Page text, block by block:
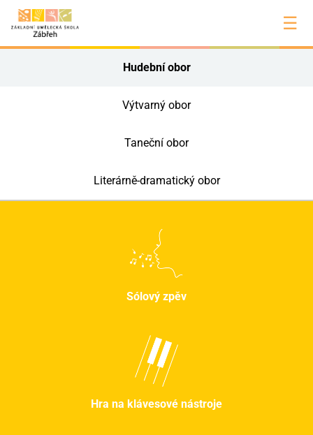
☰
Hudební obor
Výtvarný obor
Taneční obor
Literárně-dramatický obor
Sólový zpěv
Hra na klávesové nástroje